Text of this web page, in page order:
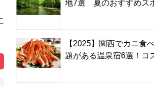
地7選 夏のおすすめス
【2025】関西でカニ食
題がある温泉宿6選！コ